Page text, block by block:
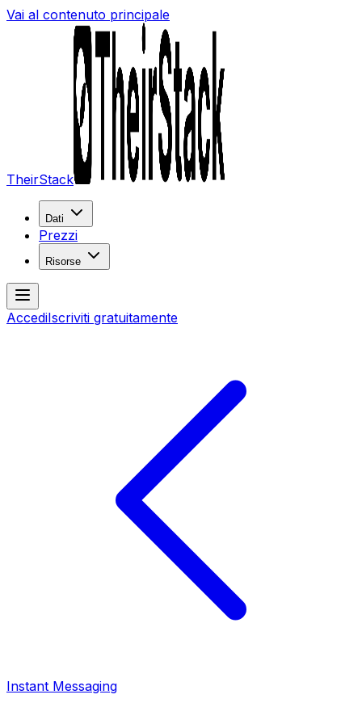
Vai al contenuto principale
TheirStack
Dati
Prezzi
Risorse
AccediIscriviti gratuitamente
Instant Messaging